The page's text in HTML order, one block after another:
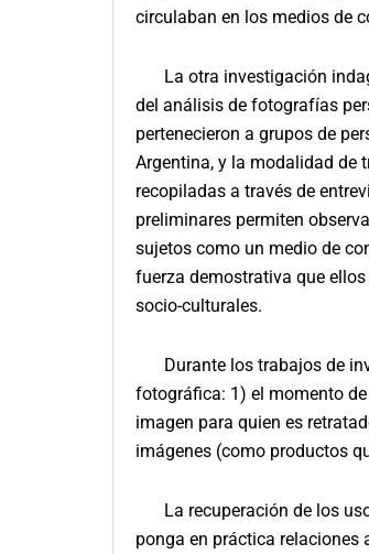
circulaban en los medios de
La otra investigación
del análisis de fotografías
pertenecieron a grupos de
Argentina, y la modalidad de
recopiladas a través de
preliminares permiten
sujetos como un medio de
fuerza demostrativa que
socio-culturales.
Durante los trabajos de
fotográfica: 1) el momento
imagen para quien es
imágenes (como productos
La recuperación de los
ponga en práctica relaciones